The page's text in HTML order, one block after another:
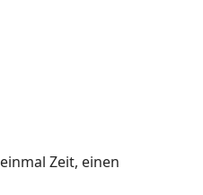
Zeit, einen